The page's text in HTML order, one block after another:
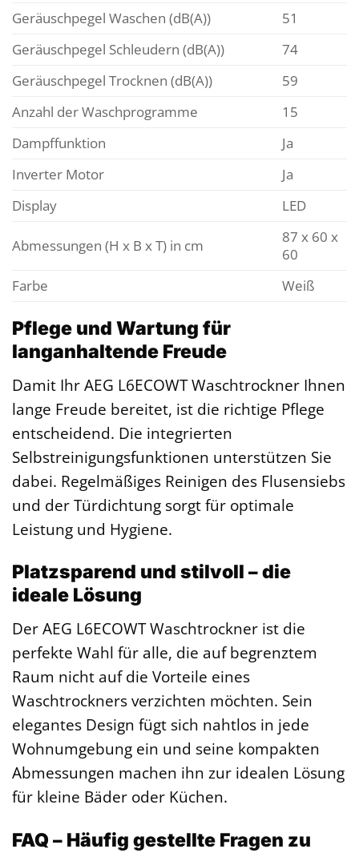
Geräuschpegel Waschen (dB(A))
51
Geräuschpegel Schleudern (dB(A))
74
Geräuschpegel Trocknen (dB(A))
59
Anzahl der Waschprogramme
15
Dampffunktion
Ja
Inverter Motor
Ja
Display
LED
Abmessungen (H x B x T) in cm
87 x 60 x
60
Farbe
Weiß
Pflege und Wartung für
langanhaltende Freude
Damit Ihr AEG L6ECOWT Waschtrockner Ihnen
lange Freude bereitet, ist die richtige Pflege
entscheidend. Die integrierten
Selbstreinigungsfunktionen unterstützen Sie
dabei. Regelmäßiges Reinigen des Flusensiebs
und der Türdichtung sorgt für optimale
Leistung und Hygiene.
Platzsparend und stilvoll – die
ideale Lösung
Der AEG L6ECOWT Waschtrockner ist die
perfekte Wahl für alle, die auf begrenztem
Raum nicht auf die Vorteile eines
Waschtrockners verzichten möchten. Sein
elegantes Design fügt sich nahtlos in jede
Wohnumgebung ein und seine kompakten
Abmessungen machen ihn zur idealen Lösung
für kleine Bäder oder Küchen.
FAQ – Häufig gestellte Fragen zu